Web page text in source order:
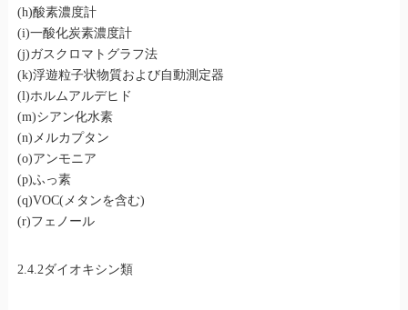
(h)酸素濃度計
(i)一酸化炭素濃度計
(j)ガスクロマトグラフ法
(k)浮遊粒子状物質および自動測定器
(l)ホルムアルデヒド
(m)シアン化水素
(n)メルカプタン
(o)アンモニア
(p)ふっ素
(q)VOC(メタンを含む)
(r)フェノール
2.4.2ダイオキシン類